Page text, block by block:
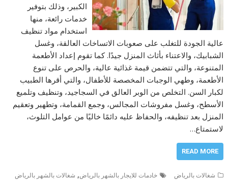
الكبير، وذلك بتوفير
خدمات رائعة، منها
استخدام مواد تنظيف
عالية الجودة للتغلب على صعوبات الاتساخات العالقة، وغسل
الشبابيك، والاعتناء بأثاث المنزل جيدًا. كما تقوم إعداد الأطعمة
المتنوعة، والتي تتضمن قيمة غذائية عالية، والحرص على تنوع
الأطعمة، وطهي الوجبات المخصصة للأطفال، والتي أقرها الطبيب
لكبار السن. التخلص من الوبر العالق في السجاجيد، وتنظيف وتلميع
الأسطح، وغسل مفروشات المجالس، وجمع القمامة، وتطهير وتعقيم
المنزل بعد تنظيفه، والحفاظ عليه دائمًا خاليًا من عوامل التلوث،
لاستمتاع…
READ MORE
شغالات بالرياض خادمات للايجار بالشهر بالرياض, شغالات بالشهر بالرياض